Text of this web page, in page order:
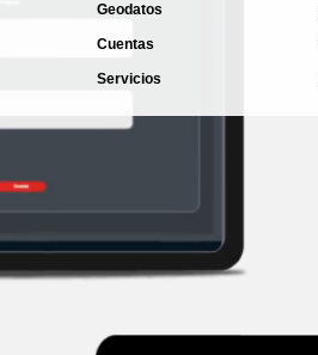
Geodatos
Cuentas
Servicios